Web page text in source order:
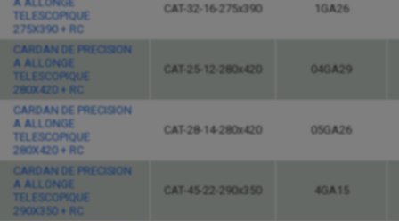
TELESCOPIQUE
275X390 + RC
CAT-32-16-275x390 1GA26
CARDAN DE PRECISION
A ALLONGE
TELESCOPIQUE
280X420 + RC
CAT-25-12-280x420 04GA29
CARDAN DE PRECISION
A ALLONGE
TELESCOPIQUE
280X420 + RC
CAT-28-14-280x420 05GA26
CARDAN DE PRECISION
A ALLONGE
TELESCOPIQUE
290X350 + RC
CAT-45-22-290x350 4GA15